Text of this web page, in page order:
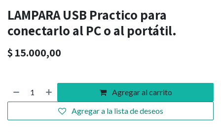
LAMPARA USB Practico para
conectarlo al PC o al portátil.
$ 15.000,00
Agregar al carrito
Agregar a la lista de deseos